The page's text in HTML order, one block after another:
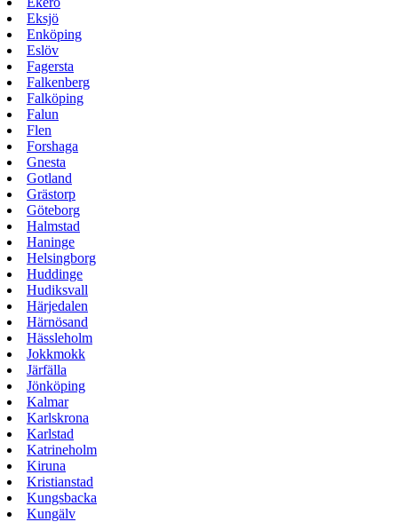
Eksjö
Enköping
Eslöv
Fagersta
Falkenberg
Falköping
Falun
Flen
Forshaga
Gnesta
Gotland
Grästorp
Göteborg
Halmstad
Haninge
Helsingborg
Huddinge
Hudiksvall
Härjedalen
Härnösand
Hässleholm
Jokkmokk
Järfälla
Jönköping
Kalmar
Karlskrona
Karlstad
Katrineholm
Kiruna
Kristianstad
Kungsbacka
Kungälv